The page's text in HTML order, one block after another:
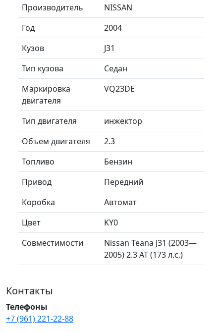
Производитель
NISSAN
Год
2004
Кузов
J31
Тип кузова
Седан
Маркировка
двигателя
VQ23DE
Тип двигателя
инжектор
Объем двигателя
2.3
Топливо
Бензин
Привод
Передний
Коробка
Автомат
Цвет
KY0
Совместимости
Nissan Teana J31 (2003—
2005) 2.3 AT (173 л.с.)
Контакты
Телефоны
+7 (961) 221-22-88